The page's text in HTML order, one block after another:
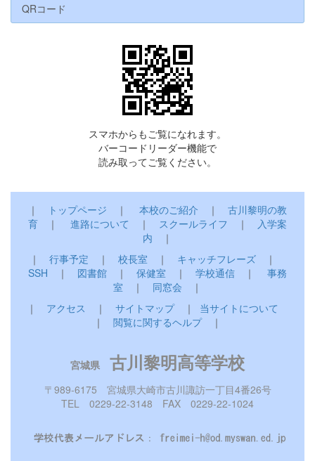
QRコード
スマホからもご覧になれます。
バーコードリーダー機能で
読み取ってご覧ください。
｜ トップページ ｜ 本校のご紹介 ｜ 古川黎明の教
育 ｜ 進路について ｜ スクールライフ ｜
入学案
内 ｜
｜ 行事予定 ｜ 校長室 ｜ キャッチフレーズ ｜
SSH ｜ 図書館 ｜ 保健室 ｜ 学校通信 ｜ 事務
室 ｜ 同窓会 ｜
｜ アクセス ｜ サイトマップ｜ 当サイトについて
｜ 閲覧に関するヘルプ｜
宮城県 古川黎明高等学校
〒989-6175 宮城県大崎市古川諏訪一丁目4番26号
TEL 0229-22-3148 FAX 0229-22-1024